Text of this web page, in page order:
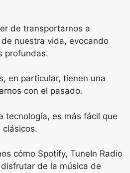
de transportarnos a
nuestra vida, evocando
profundas.
en particular, tienen una
con el pasado.
tecnología, es más fácil que
clásicos.
cómo Spotify, TuneIn Radio
de la música de